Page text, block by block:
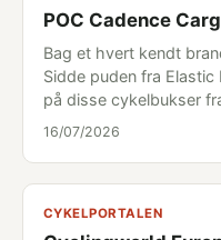
POC Cadence
Bag et hvert kendt
Sidde puden fra
på disse cykelbukser
16/07/2026
CYKELPORTALEN